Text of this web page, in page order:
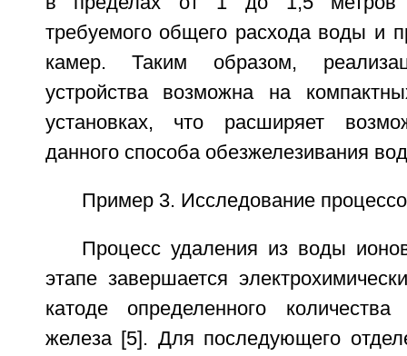
требуемого общего расхода воды и
камер. Таким образом,
устройства возможна на
установках, что расширяет
данного способа обезжелезивания
Пример 3. Исследование
Процесс удаления из воды
этапе завершается
катоде определенного количества
железа [5]. Для последующего